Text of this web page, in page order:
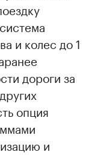
и колес до 1
дороги за
опция
и